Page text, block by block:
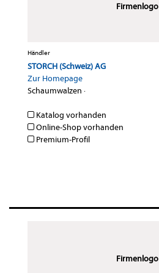
Firmenlogo
Händler
STORCH (Schweiz) AG
Zur Homepage
Schaumwalzen ·
Katalog vorhanden
Online-Shop vorhanden
Premium-Profil
Firmenlogo